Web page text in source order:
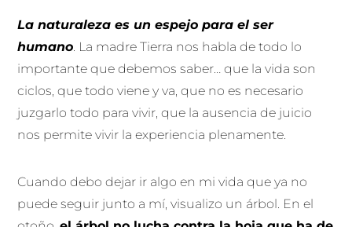
La naturaleza es un espejo para el ser
humano. La madre Tierra nos habla de todo lo
importante que debemos saber… que la vida son
ciclos, que todo viene y va, que no es necesario
juzgarlo todo para vivir, que la ausencia de juicio
nos permite vivir la experiencia plenamente.
Cuando debo dejar ir algo en mi vida que ya no
puede seguir junto a mí, visualizo un árbol. En el